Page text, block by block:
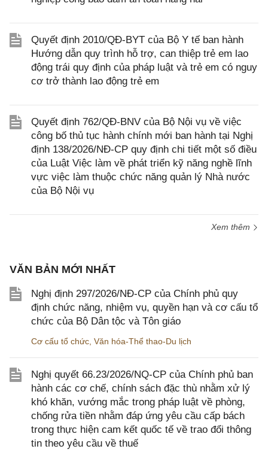
Quyết định 2010/QĐ-BYT của Bộ Y tế ban hành
Hướng dẫn quy trình hỗ trợ, can thiệp trẻ em lao
động trái quy định của pháp luật và trẻ em có nguy
cơ trở thành lao động trẻ em
Quyết định 762/QĐ-BNV của Bộ Nội vụ về việc
công bố thủ tục hành chính mới ban hành tại Nghị
định 138/2026/NĐ-CP quy định chi tiết một số điều
của Luật Việc làm về phát triển kỹ năng nghề lĩnh
vực việc làm thuộc chức năng quản lý Nhà nước
của Bộ Nội vụ
Xem thêm
VĂN BẢN MỚI NHẤT
Nghị định 297/2026/NĐ-CP của Chính phủ quy
định chức năng, nhiệm vụ, quyền hạn và cơ cấu tổ
chức của Bộ Dân tộc và Tôn giáo
Cơ cấu tổ chức Văn hóa-Thể thao-Du lịch
Nghị quyết 66.23/2026/NQ-CP của Chính phủ ban
hành các cơ chế, chính sách đặc thù nhằm xử lý
khó khăn, vướng mắc trong pháp luật về phòng,
chống rửa tiền nhằm đáp ứng yêu cầu cấp bách
trong thực hiện cam kết quốc tế về trao đổi thông
tin theo yêu cầu về thuế